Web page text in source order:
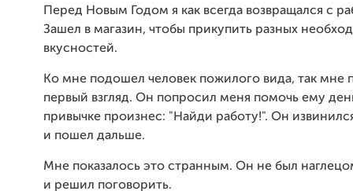
Перед Новым Годом я как всегда возвращался с
Зашел в магазин, чтобы прикупить разных
вкусностей.
Ко мне подошел человек пожилого вида, так мне
первый взгляд. Он попросил меня помочь ему
привычке произнес: "Найди работу!". Он
и пошел дальше.
Мне показалось это странным. Он не был
и решил поговорить.